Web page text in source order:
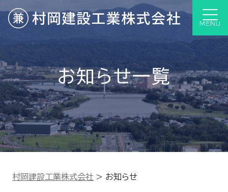
MENU
お知らせ一覧
村岡建設工業株式会社 > お知らせ